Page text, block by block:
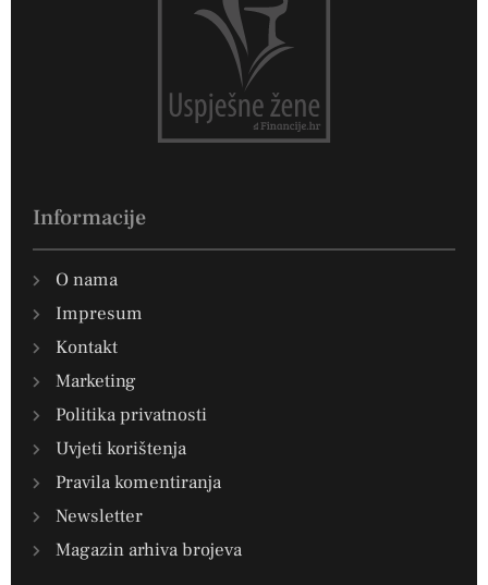
Informacije
O nama
Impresum
Kontakt
Marketing
Politika privatnosti
Uvjeti korištenja
Pravila komentiranja
Newsletter
Magazin arhiva brojeva